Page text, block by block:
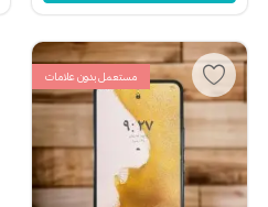
مستعمل بدون علامات